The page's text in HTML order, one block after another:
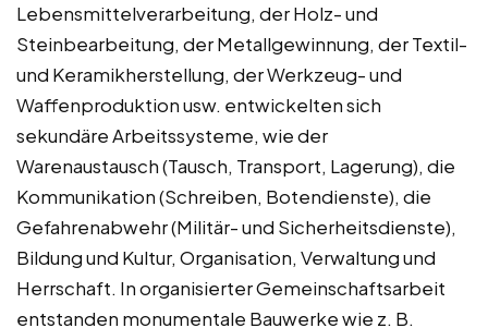
Lebensmittelverarbeitung, der Holz- und
Steinbearbeitung, der Metallgewinnung, der Textil-
und Keramikherstellung, der Werkzeug- und
Waffenproduktion usw. entwickelten sich
sekundäre Arbeitssysteme, wie der
Warenaustausch (Tausch, Transport, Lagerung), die
Kommunikation (Schreiben, Botendienste), die
Gefahrenabwehr (Militär- und Sicherheitsdienste),
Bildung und Kultur, Organisation, Verwaltung und
Herrschaft. In organisierter Gemeinschaftsarbeit
entstanden monumentale Bauwerke wie z. B.